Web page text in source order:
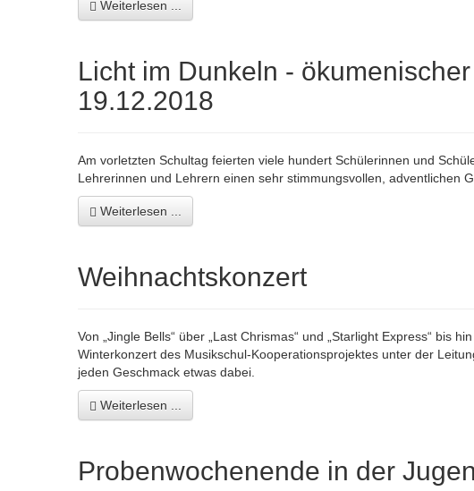
Weiterlesen ...
Licht im Dunkeln -
19.12.2018
Am vorletzten Schultag feierten viele hundert Schülerinnen und
Lehrerinnen und Lehrern einen sehr stimmungsvollen, adventlichen
Weiterlesen ...
Weihnachtskonzert
Von „Jingle Bells“ über „Last Chrismas“ und „Starlight Express“ bis
Winterkonzert des Musikschul-Kooperationsprojektes unter der
jeden Geschmack etwas dabei.
Weiterlesen ...
Probenwochenende in der